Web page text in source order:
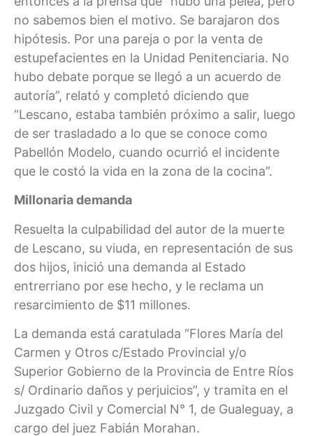
no sabemos bien el motivo. Se barajaron dos
hipótesis. Por una pareja o por la venta de
estupefacientes en la Unidad Penitenciaria. No
hubo debate porque se llegó a un acuerdo de
autoría”, relató y completó diciendo que
“Lescano, estaba también próximo a salir, luego
de ser trasladado a lo que se conoce como
Pabellón Modelo, cuando ocurrió el incidente
que le costó la vida en la zona de la cocina”.
Millonaria demanda
Resuelta la culpabilidad del autor de la muerte
de Lescano, su viuda, en representación de sus
dos hijos, inició una demanda al Estado
entrerriano por ese hecho, y le reclama un
resarcimiento de $11 millones.
La demanda está caratulada “Flores María del
Carmen y Otros c/Estado Provincial y/o
Superior Gobierno de la Provincia de Entre Ríos
s/ Ordinario daños y perjuicios”, y tramita en el
Juzgado Civil y Comercial N° 1, de Gualeguay, a
cargo del juez Fabián Morahan.